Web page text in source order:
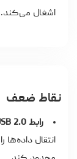
اشغال می‌کند.
نقاط ضعف
رابط USB 2.0: